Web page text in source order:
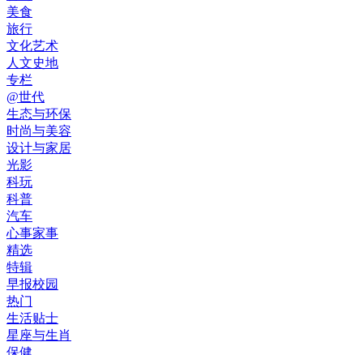
美食
旅行
文化艺术
人文史地
专栏
@世代
生态与环保
时尚与美容
设计与家居
光影
科玩
科普
汽车
心事家事
精选
特辑
早报校园
热门
生活贴士
星座与生肖
保健